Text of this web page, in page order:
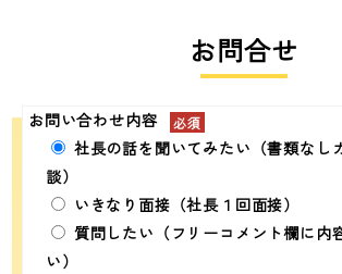
お問合せ
お問い合わせ内容
社長の話を聞いてみたい（書類なし
談）
いきなり面接（社長１回面接）
質問したい（フリーコメント欄に内
い）